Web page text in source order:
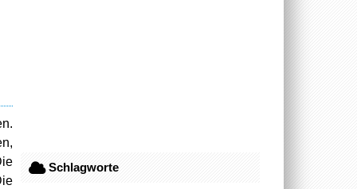
Schlagworte